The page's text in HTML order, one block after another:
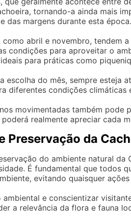
tornando-a ainda mais
das margens durante esta época.
como abril e novembro, tendem
condições para aproveitar o
para práticas como
escolha do mês, sempre esteja
diferentes condições
movimentadas também pode
realmente apreciar cada
Preservação da
do ambiente natural da
É fundamental que todos
evitando quaisquer
ambiental e conscientizar
a relevância da flora e fauna